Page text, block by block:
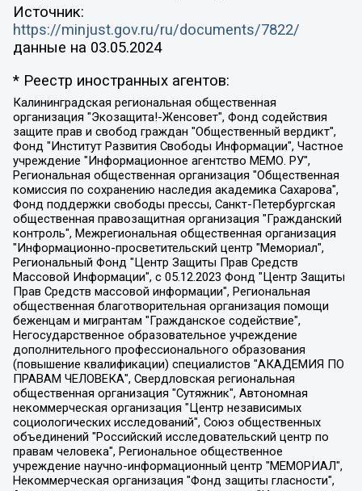
Источник:
https://minjust.gov.ru/ru/documents/7822/
данные на 03.05.2024
* Реестр иностранных агентов:
Калининградская региональная общественная организация "Экозащита!-Женсовет", Фонд содействия защите прав и свобод граждан "Общественный вердикт", Фонд "Институт Развития Свободы Информации", Частное учреждение "Информационное агентство МЕМО. РУ", Региональная общественная организация "Общественная комиссия по сохранению наследия академика Сахарова", Фонд поддержки свободы прессы, Санкт-Петербургская общественная правозащитная организация "Гражданский контроль", Межрегиональная общественная организация "Информационно-просветительский центр "Мемориал", Региональный Фонд "Центр Защиты Прав Средств Массовой Информации", с 05.12.2023 Фонд "Центр Защиты Прав Средств массовой информации", Региональная общественная благотворительная организация помощи беженцам и мигрантам "Гражданское содействие", Негосударственное образовательное учреждение дополнительного профессионального образования (повышение квалификации) специалистов "АКАДЕМИЯ ПО ПРАВАМ ЧЕЛОВЕКА", Свердловская региональная общественная организация "Сутяжник", Автономная некоммерческая организация "Центр независимых социологических исследований", Союз общественных объединений "Российский исследовательский центр по правам человека", Региональное общественное учреждение научно-информационный центр "МЕМОРИАЛ", Некоммерческая организация "Фонд защиты гласности", Автономная некоммерческая организация "Институт прав человека", Городская общественная организация "Екатеринбургское общество "МЕМОРИАЛ", Городская общественная организация "Рязанское историко-просветительское и правозащитное общество "Мемориал" (Рязанский Мемориал), Челябинский региональный орган общественной самодеятельности – женское общественное объединение "Женщины Евразии", Челябинский региональный орган общественной самодеятельности "Уральская правозащитная группа", Фонд содействия защите здоровья и социальной справедливости имени Андрея Рылькова, Автономная Некоммерческая Организация "Аналитический Центр Юрия Левады", Автономная некоммерческая организация социальной поддержки населения "Проект Апрель", Региональная общественная организация помощи женщинам и детям, находящимся в кризисной ситуации "Информационно-методический центр "Анна", Фонд содействия развитию массовых коммуникаций и правовому просвещению "Так-так-Так", Фонд содействия устойчивому развитию "Серебряная тайга", Свердловский региональный общественный фонд социальных проектов "Новое время", "Idel.Реалии", Кавказ.Реалии, Крым.Реалии, Телеканал Настоящее Время, Татаро-башкирская служба Радио Свобода (Azatliq Radiosi), Радио Свободная Европа/Радио Свобода (PCE/PC), "Сибирь.Реалии", "Фактограф", Благотворительный фонд помощи осужденным и их семьям, Автономная некоммерческая организация "Институт глобализации и социальных движений", Фонд "В защиту прав заключенных", Частное учреждение "Центр поддержки и содействия развитию средств массовой информации", Пензенский региональный общественный благотворительный фонд "Гражданский союз", "Север.Реалии", Некоммерческая организация Фонд "Правовая инициатива", Общество с ограниченной ответственностью "Радио Свободная Европа/Радио Свобода", Чешское информационное агентство "MEDIUM-ORIENT", Красноярская региональная общественная организация "Мы против СПИДа", Камалягин Денис Николаевич, Маркелов Сергей Евгеньевич, Пономарев Лев Александрович, Савицкая Людмила Алексеевна, Автономная некоммерческая организация "Центр по работе с проблемой насилия "НАСИЛИЮ.НЕТ", Межрегиональный профессиональный союз работников здравоохранения "Альянс врачей", Юридическое лицо, зарегистрированное в Латвийской Республике, SIA "Medusa Project" (регистрационный номер 40103797863, дата регистрации 10.06.2014), Некоммерческая организация "Фонд по борьбе с коррупцией", Автономная некоммерческая организация "Институт права и публичной политики", Баданин Роман Сергеевич, Гликин Максим Александрович, Железнова Мария Михайловна, Лукьянова Юлия Сергеевна, Маетная Елизавета Витальевна, Маняхин Петр Борисович, Чуракова Ольга Владимировна, Ярош Юлия Петровна, Юридическое лицо "The Insider SIA", зарегистрированное в Риге, Латвийская Республика (дата регистрации 26.06.2015), являющееся администратором доменного имени интернет-издания "The Insider SIA", https://theins.ru, Постернак Алексей Евгеньевич, Рубин Михаил Аркадьевич, Анин Роман Александрович, Юридическое лицо Istories fonds, зарегистрированное в Латвийской Республике (регистрационный номер 50008295751, дата регистрации 24.02.2020), Великовский Дмитрий Александрович, Долинина Ирина Николаевна, Мароховская Алеся Алексеевна, Шлейнов Роман Юрьевич, Шмагун Олеся Валентиновна, Общество с ограниченной ответственностью "Альтаир 2021", Общество с ограниченной ответственностью "Вега 2021", Общество с ограниченной ответственностью "Главный редактор 2021", Общество с ограниченной ответственностью "Ромашки монолит", Важенков Артем Валерьевич, Ивановская областная общественная организация "Центр гендерных исследований", Гурман Юрий Альбертович, Медиапроект "ОВД-Инфо", Егоров Владимир Владимирович, Жилинский Владимир Александрович, Общество с ограниченной ответственностью "ЗП", Иванова София Юрьевна, Карезина Инна Павловна, Кильтау Екатерина Викторовна, Петров Алексей Викторович, Пискунов Сергей Евгеньевич, Смирнов Сергей Сергеевич, Тихонов Михаил Сергеевич, Общество с ограниченной ответственностью "ЖУРНАЛИСТ-ИНОСТРАННЫЙ АГЕНТ", Арапова Галина Юрьевна, Вольтская Татьяна Анатольевна, Американская компания "Mason G.E.S. Anonymous Foundation" (США), являющаяся владельцем интернет-издания https://mnews.world/, Компания "Stichting Bellingcat", зарегистрированная в Нидерландах (дата регистрации 11.07.2018), Захаров Андрей Вячеславович, Клепиковская Екатерина Дмитриевна, Общество с ограниченной ответственностью "МЕМО", Перл Роман Александрович, Симонов Евгений Алексеевич, Соловьева Елена Анатольевна, Сотников Даниил Владимирович, Сурначева Елизавета Дмитриевна, Автономная некоммерческая организация по защите прав человека и информированию населения "Якутия – Наше Мнение", Общество с ограниченной ответственностью "Москоу диджитал медиа", с 26.01.2023 Общество с ограниченной ответственностью "Чайка Белые сады", Ветошкина Валерия Валерьевна, Заговора Максим Александрович, Межрегиональное общественное движение "Российская ЛГБТ - сеть", Оленичев Максим Владимирович, Павлов Иван Юрьевич, Скворцова Елена Сергеевна, Общество с ограниченной ответственностью "Как бы инагент", Кочетков Игорь Викторович, Общество с ограниченной ответственностью "Честные выборы", Еланчик Олег Александрович, Общество с ограниченной ответственностью "Нобелевский призыв", Гималова Регина Эмилевна, Григорьев Андрей Валерьевич, Григорьева Алина Александровна, Ассоциация по содействию защите прав призывников, альтернативнослужащих и военнослужащих "Правозащитная группа "Гражданин.Армия.Право", Хисамова Регина Фаритовна, Автономная некоммерческая организация по реализации социально-правовых программ "Лилит", Дальневосточное общественное движение "Маяк", Санкт-Петербургская ЛГБТ-инициативная группа "Выход", Инициативная группа ЛГБТ+ "Реверс", Алексеев Андрей Викторович, Бекбулатова Таисия Львовна, Беляев Иван Михайлович, Владыкина Елена Сергеевна, Гельман Марат Александрович, Никульшина Вероника Юрьевна, Толоконникова Надежда Андреевна, Шендерович Виктор Анатольевич, Общество с ограниченной ответственностью "Данное сообщение", Общество с ограниченной ответственностью Издательский дом "Новая глава", Айнбиндер Александра Александровна, Московский комьюнити-центр для ЛГБТ+инициатив, Благотворительный фонд развития филантропии, Deutsche Welle (Германия, Kurt-Schumacher-Strasse 3, 53113 Bonn), Борзунова Мария Михайловна, Воробьев Виктор Викторович, Голубева Анна Львовна, Константинова Алла Михайловна, Малкова Ирина Владимировна, Мурадов Мурад Абдулгалимович, Осетинская Елизавета Николаевна, Понасенков Евгений Николаевич, Ганапольский Матвей Юрьевич, Киселев Евгений Алексеевич, Борухович Ирина Григорьевна, Дремин Иван Тимофеевич, Дубровский Дмитрий Викторович, Красноярская региональная общественная организация поддержки и развития альтернативных образовательных технологий и межкультурных коммуникаций "ИНТЕРРА", Маяковская Екатерина Алексеевна, Фейгин Марк Захарович, Филимонов Андрей Викторович, Дзугкоева Регина Николаевна, Доброхотов Роман Александрович, Дудь Юрий Александрович, Елкин Сергей Владимирович, Кругликов Кирилл Игоревич, Сабунаева Мария Леонидовна, Семенов Алексей Владимирович, Шаинян Карен Багратович, Шульман Екатерина Михайловна, Асафьев Артур Валерьевич, Вахштайн Виктор Семенович, Венедиктов Алексей Алексеевич, Лушникова Екатерина Евгеньевна, Волков Леонид Михайлович, Невзоров Александр Глебович, Пархоменко Сергей Борисович, Сироткин Ярослав Николаевич, Кара-Мурза Владимир Владимирович, Баранова Наталья Владимировна, Гозман Леонид Яковлевич, Кагарлицкий Борис Юльевич, Климарев Михаил Валерьевич, Милов Владимир Станиславович, Автономная некоммерческая организация Краснодарский центр современного искусства "Типография", Моргенштерн Алишер Тагирович, Соболь Любовь Эдуардовна, Общество с ограниченной ответственностью "ЛИЗА НОРМ", Каспаров Гарри Кимович, Ходорковский Михаил Борисович, Общество с ограниченной ответственностью "Апрельские тезисы", Данилович Ирина Брониславовна, Кашин Олег Владимирович, Петров Николай Владимирович, Пивоваров Алексей Владимирович, Соколов Михаил Владимирович, Цветкова Юлия Владимировна, Чичваркин Евгений Александрович, Комитет против пыток/Команда против пыток, Общество с ограниченной ответственностью "Первый научный", Общество с ограниченной ответственностью "Вертолет и ко", Белоцерковская Вероника Борисовна, Кац Максим Евгеньевич, Лазарева Татьяна Юрьевна, Шаведдинов Руслан Табризович, Яшин Илья Валерьевич, Общество с ограниченной ответственностью "Иноагент ААВ", Алешковский Дмитрий Петрович, Альбац Евгения Марковна, Быков Дмитрий Львович, Галямина Юлия Евгеньевна, Лойко Сергей Леонидович, Мартынов Кирилл Константинович, Медведев Сергей Александрович, Крашенинников Федор Геннадиевич, Гордеева Катерина Вл